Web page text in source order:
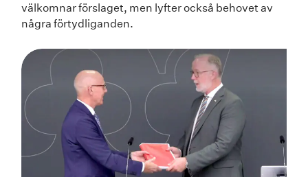
välkomnar förslaget, men lyfter också behovet av
några förtydliganden.